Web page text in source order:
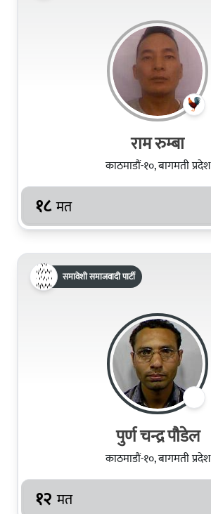
राम रुम्बा
काठमाडौं-१०, बागमती प्रदेश
१८ मत
समावेशी समाजवादी पार्टी
पुर्ण चन्द्र पौडेल
काठमाडौं-१०, बागमती प्रदेश
१२ मत